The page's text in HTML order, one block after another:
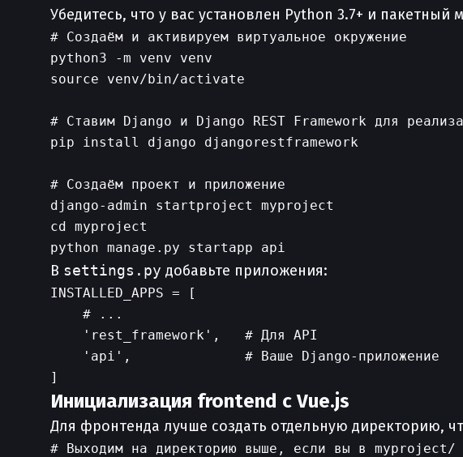
Убедитесь, что у вас установлен Python 3.7+ и пакетный
# Создаём и активируем виртуальное окружение
python3 -m venv venv
source venv/bin/activate
# Ставим Django и Django REST Framework для
pip install django djangorestframework
# Создаём проект и приложение
django-admin startproject myproject
cd myproject
В settings.py добавьте приложения:
INSTALLED_APPS = [
    # ...
    'rest_framework',   # Для API
    'api',              # Ваше Django-приложение
Инициализация frontend c Vue.js
Для фронтенда лучше создать отдельную директорию,
# Выходим на директорию выше, если вы в myproject/